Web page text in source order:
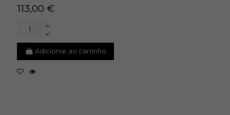
113,00 €
Adicionar ao carrinho